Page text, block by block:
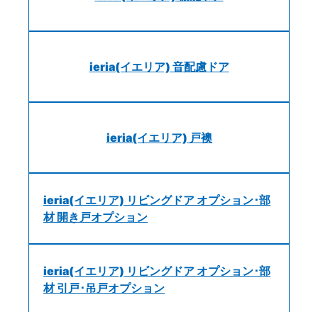
ieria(イエリア) 音配慮ドア
ieria(イエリア) 戸襖
ieria(イエリア) リビングドア オプション･部
材 開き戸オプション
ieria(イエリア) リビングドア オプション･部
材 引戸･吊戸オプション